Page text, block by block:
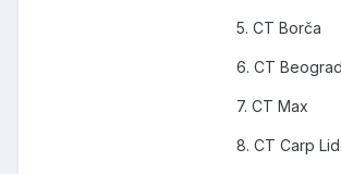
5. CT Borča
6. CT Beograd
7. CT Max
8. CT Carp